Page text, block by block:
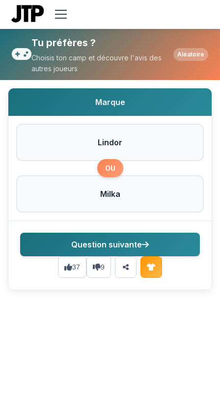
Tu préfères Lindor ou Milka ?
Tu préfères ?
Choisis ton camp et découvre l'avis des
autres joueurs
Aléatoire
Marque
Lindor
OU
Milka
37 9
Question suivante